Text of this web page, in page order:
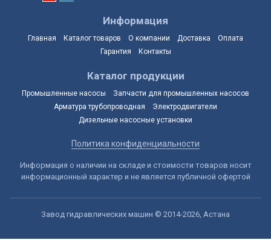
Информация
Главная Каталог товаров О компании Доставка
Оплата
Гарантия
Контакты
Каталог продукции
Промышленные насосы
Запчасти для промышленных насосов
Арматура трубопроводная
Электродвигатели
Дизельные насосные установки
Политика конфиденциальности
Информация о наличии на складе и стоимости товаров носит
информационный характер и не является публичной офертой
Завод гидравлических машин © 2014-2026, Астана